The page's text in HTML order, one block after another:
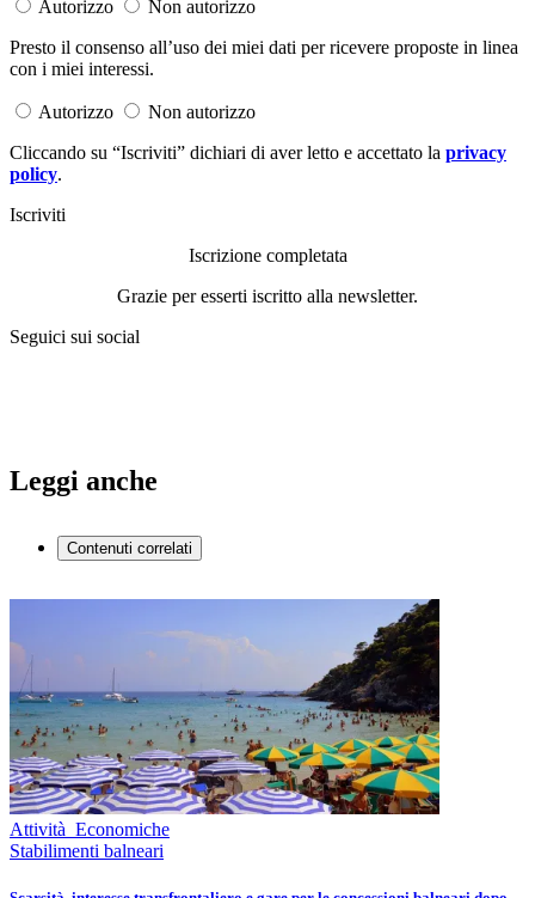
Autorizzo
Non autorizzo
Presto il consenso all’uso dei miei dati per ricevere proposte in linea
con i miei interessi.
Autorizzo
Non autorizzo
Cliccando su “Iscriviti” dichiari di aver letto e accettato la privacy
policy.
Iscriviti
Iscrizione completata
Grazie per esserti iscritto alla newsletter.
Seguici sui social
Leggi anche
Contenuti correlati
Attività Economiche
Stabilimenti balneari